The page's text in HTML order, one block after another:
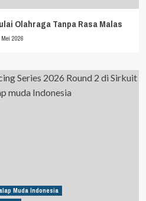
Olahraga Tanpa Rasa Malas
2026
Muda Indonesia